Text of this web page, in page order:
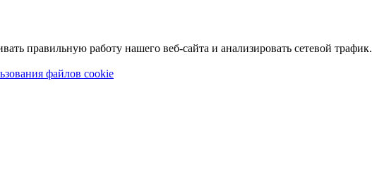
правильную работу нашего веб-сайта и анализировать сетевой трафик.
файлов cookie